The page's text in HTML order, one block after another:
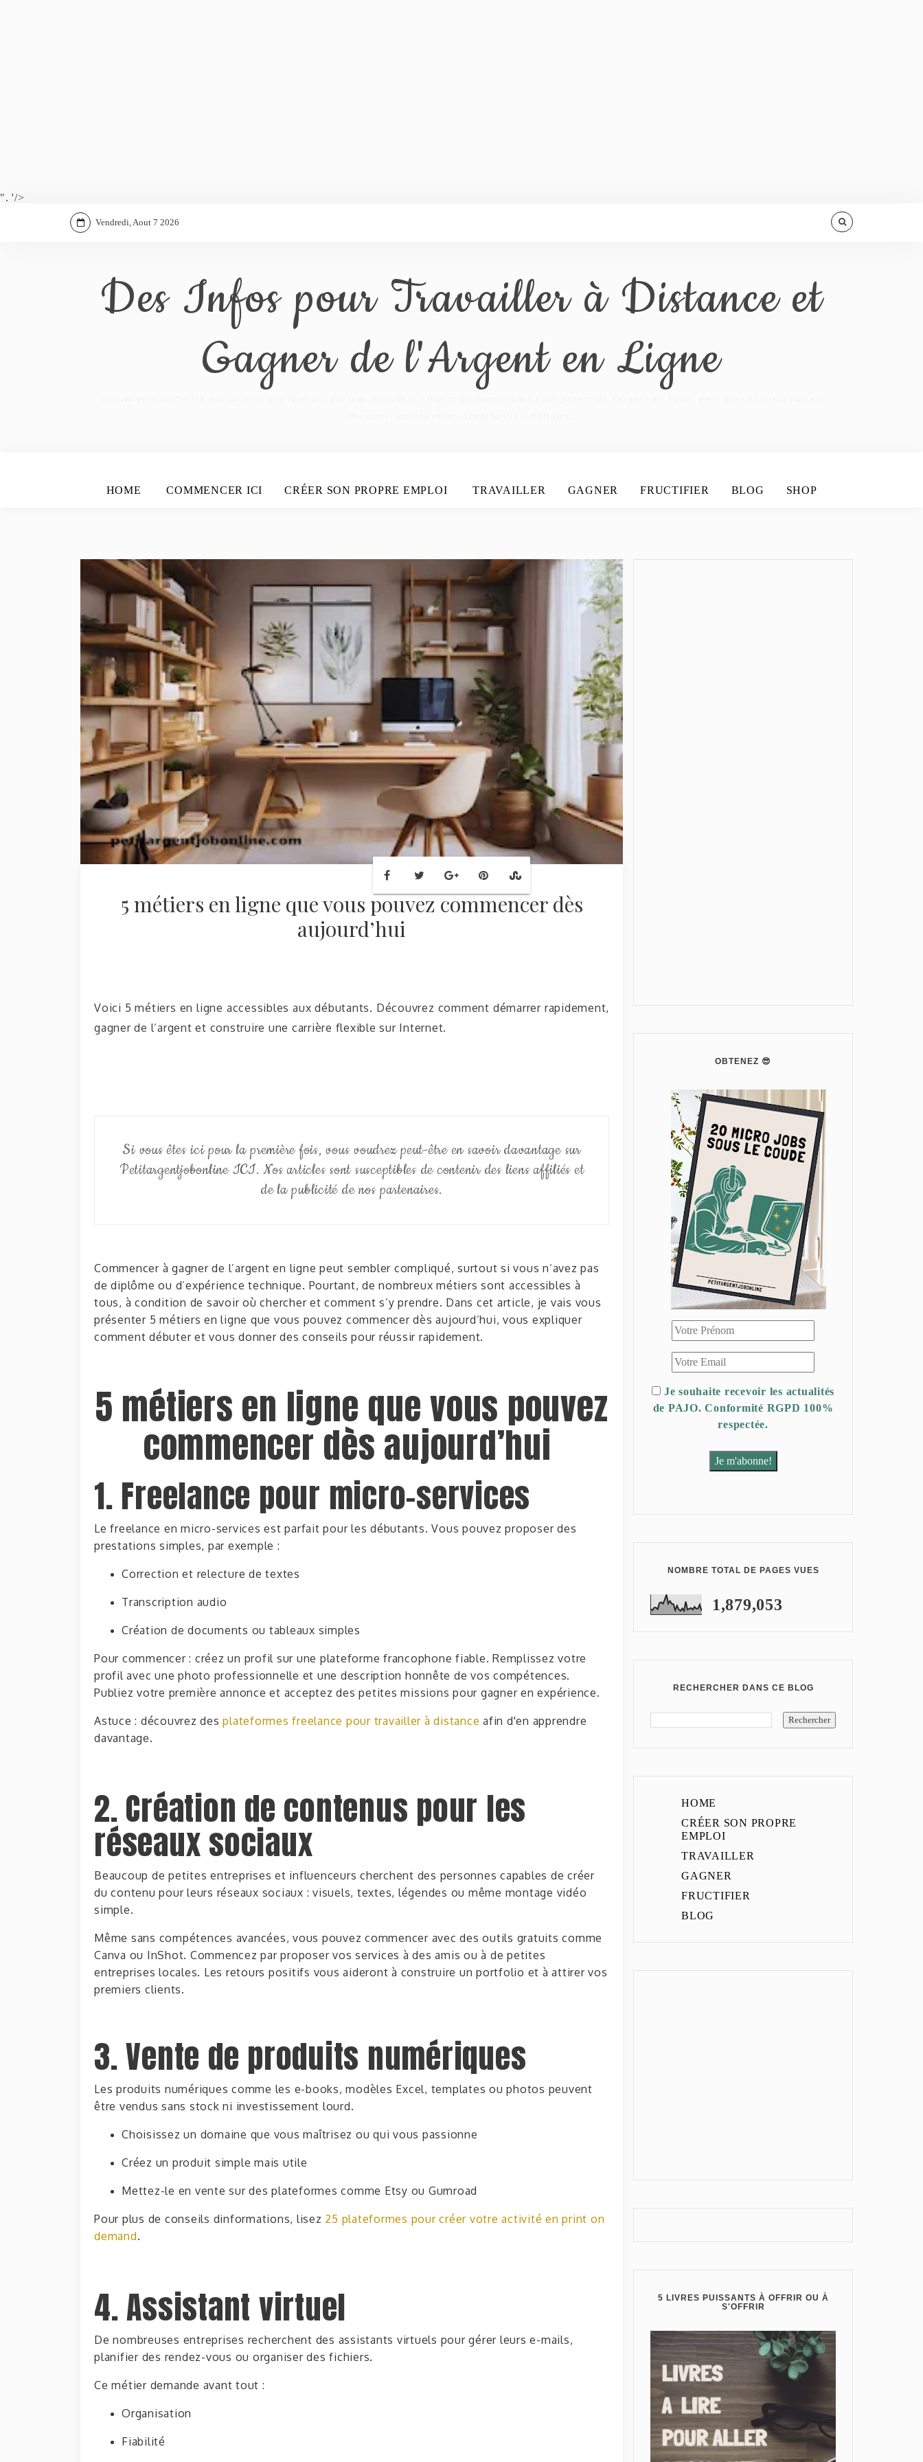
". '/>
Vendredi, Aout 7 2026
Des Infos pour Travailler à Distance et
Gagner de l'Argent en Ligne
HOME COMMENCER ICI CRÉER SON PROPRE EMPLOI TRAVAILLER GAGNER FRUCTIFIER BLOG SHOP
5 métiers en ligne que vous pouvez commencer dès
aujourd’hui
Voici 5 métiers en ligne accessibles aux débutants. Découvrez comment démarrer rapidement,
gagner de l’argent et construire une carrière flexible sur Internet.
Si vous êtes ici pour la première fois, vous voudrez peut-être en savoir davantage sur
Petitargentjobonline ICI. Nos articles sont susceptibles de contenir des liens affiliés et
de la publicité de nos partenaires.
Commencer à gagner de l’argent en ligne peut sembler compliqué, surtout si vous n’avez pas
de diplôme ou d’expérience technique. Pourtant, de nombreux métiers sont accessibles à
tous, à condition de savoir où chercher et comment s’y prendre. Dans cet article, je vais vous
présenter 5 métiers en ligne que vous pouvez commencer dès aujourd’hui, vous expliquer
comment débuter et vous donner des conseils pour réussir rapidement.
5 métiers en ligne que vous pouvez
commencer dès aujourd’hui
1. Freelance pour micro-services
Lefreelance en micro-services est parfait pour les débutants. Vous pouvez proposer des
prestations simples, par exemple :
Correction et relecture de textes
Transcription audio
Création de documents ou tableaux simples
Pour commencer : créez un profil sur une plateforme francophone fiable. Remplissez votre
profil avec une photo professionnelle et une description honnête de vos compétences.
Publiez votre première annonce et acceptez des petites missions pour gagner en expérience.
Astuce : découvrez des plateformes freelance pour travailler à distance afin d'en apprendre
davantage.
2. Création de contenus pour les
réseaux sociaux
Beaucoup de petites entreprises et influenceurs cherchent des personnes capables de créer
du contenu pour leurs réseaux sociaux : visuels, textes, légendes ou même montage vidéo
simple.
Même sans compétences avancées, vous pouvez commencer avec des outils gratuits comme
Canva ou InShot. Commencez par proposer vos services à des amis ou à de petites
entreprises locales. Les retours positifs vous aideront à construire un portfolio et à attirer vos
premiers clients.
3. Vente de produits numériques
Les produits numériques comme les e-books, modèles Excel, templates ou photos peuvent
être vendus sans stock ni investissement lourd.
Choisissez un domaine que vous maîtrisez ou qui vous passionne
Créez un produit simple mais utile
Mettez-le en vente sur des plateformes comme Etsy ou Gumroad
Pour plus de conseils dinformations, lisez 25 plateformes pour créer votre activité en print on
demand.
4. Assistant virtuel
De nombreuses entreprises recherchent des assistants virtuels pour gérer leurs e-mails,
planifier des rendez-vous ou organiser des fichiers.
Ce métier demande avant tout :
Organisation
Fiabilité
OBTENEZ 😎
Je souhaite recevoir les actualités
de PAJO. Conformité RGPD 100%
respectée.
Je m'abonne!
NOMBRE TOTAL DE PAGES VUES
1,879,053
RECHERCHER DANS CE BLOG
HOME
CRÉER SON PROPRE
EMPLOI
TRAVAILLER
GAGNER
FRUCTIFIER
BLOG
5 LIVRES PUISSANTS À OFFRIR OU À
S'OFFRIR